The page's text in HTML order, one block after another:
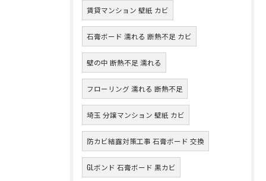
賃貸マンション 壁紙 カビ
石膏ボード 濡れる 断熱不足 カビ
壁の中 断熱不足 濡れる
フローリング 濡れる 断熱不足
埼玉 分譲マンション 壁紙 カビ
防カビ結露対策工事 石膏ボード 交換
GLボンド 石膏ボード 黒カビ